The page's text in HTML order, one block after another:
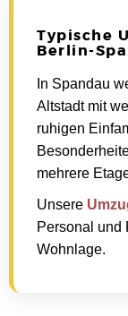
Typische
Berlin-
In Spandau
Altstadt mit
ruhigen
mehrere
Unsere
Personal und
Wohnlage.